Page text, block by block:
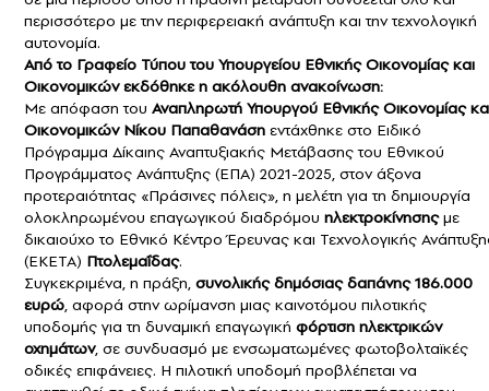
περισσότερο με την περιφερειακή ανάπτυξη και την τεχνολογική
αυτονομία.
Από το Γραφείο Τύπου του Υπουργείου Εθνικής Οικονομίας και
Οικονομικών εκδόθηκε η ακόλουθη ανακοίνωση:
Με απόφαση του Αναπληρωτή Υπουργού Εθνικής Οικονομίας
Οικονομικών Νίκου Παπαθανάση εντάχθηκε στο Ειδικό
Πρόγραμμα Δίκαιης Αναπτυξιακής Μετάβασης του Εθνικού
Προγράμματος Ανάπτυξης (ΕΠΑ) 2021-2025, στον άξονα
προτεραιότητας «Πράσινες πόλεις», η μελέτη για τη δημιουργία
ολοκληρωμένου επαγωγικού διαδρόμου ηλεκτροκίνησηςμε
δικαιούχο το Εθνικό Κέντρο Έρευνας και Τεχνολογικής
(ΕΚΕΤΑ) Πτολεμαΐδας.
Συγκεκριμένα, η πράξη, συνολικής δημόσιας δαπάνης 186.000
ευρώ, αφορά στην ωρίμανση μιας καινοτόμου πιλοτικής
υποδομής για τη δυναμική επαγωγική φόρτιση ηλεκτρικών
οχημάτων, σε συνδυασμό με ενσωματωμένες φωτοβολταϊκές
οδικές επιφάνειες. Η πιλοτική υποδομή προβλέπεται να